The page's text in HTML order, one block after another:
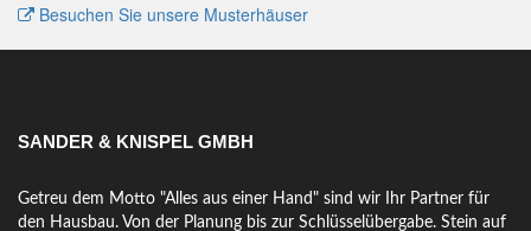
Besuchen Sie unsere Musterhäuser
SANDER & KNISPEL GMBH
Getreu dem Motto "Alles aus einer Hand" sind wir Ihr Partner für
den Hausbau. Von der Planung bis zur Schlüsselübergabe. Stein auf